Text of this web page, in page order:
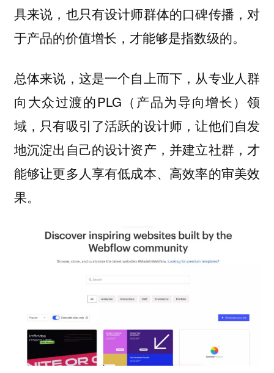
具来说，也只有设计师群体的口碑传播，对
于产品的价值增长，才能够是指数级的。
总体来说，这是一个自上而下，从专业人群
向大众过渡的PLG（产品为导向增长）领
域，只有吸引了活跃的设计师，让他们自发
地沉淀出自己的设计资产，并建立社群，才
能够让更多人享有低成本、高效率的审美效
果。